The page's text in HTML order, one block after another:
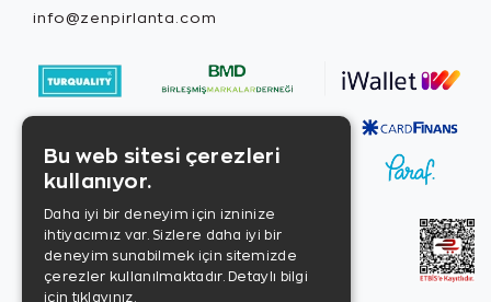
info@zenpirlanta.com
Bu web sitesi çerezleri
kullanıyor.
Daha iyi bir deneyim için izninize
ihtiyacımız var. Sizlere daha iyi bir
deneyim sunabilmek için sitemizde
çerezler kullanılmaktadır. Detaylı bilgi
için tıklayınız.